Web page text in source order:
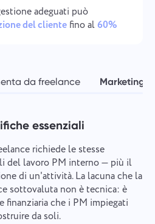
adeguati può
del cliente fino al60%
da freelance Marketing
essenziali
richiede le stesse
del lavoro PM interno — più il
di un'attività. La lacuna che la
sottovaluta non è tecnica: è
finanziaria che i PM impiegati
da soli.